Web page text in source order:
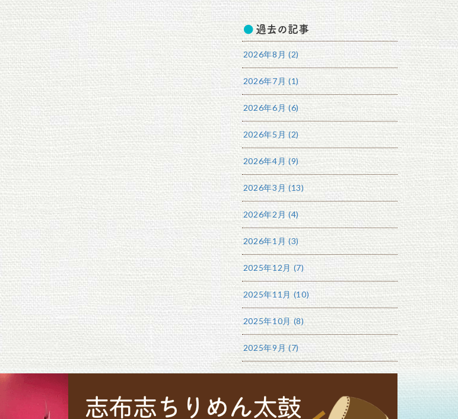
過去の記事
2026年8月 (2)
2026年7月 (1)
2026年6月 (6)
2026年5月 (2)
2026年4月 (9)
2026年3月 (13)
2026年2月 (4)
2026年1月 (3)
2025年12月 (7)
2025年11月 (10)
2025年10月 (8)
2025年9月 (7)